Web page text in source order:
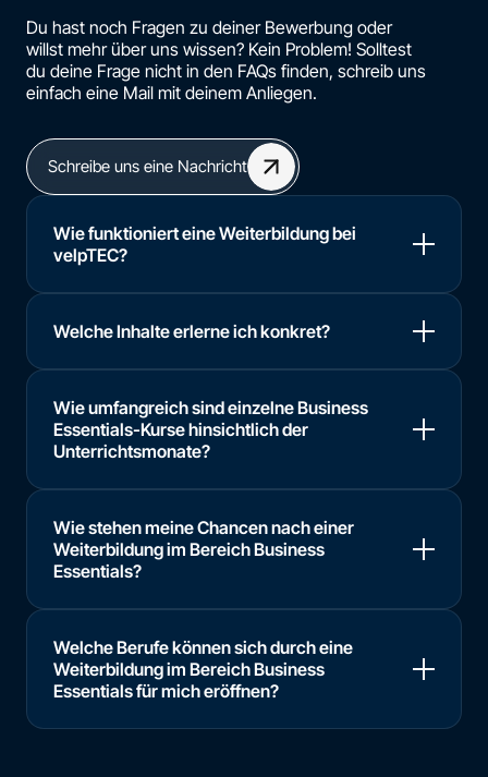
Du hast noch Fragen zu deiner Bewerbung oder
willst mehr über uns wissen? Kein Problem! Solltest
du deine Frage nicht in den FAQs finden, schreib uns
einfach eine Mail mit deinem Anliegen.
Schreibe uns eine Nachricht
Wie funktioniert eine Weiterbildung bei
velpTEC?
Welche Inhalte erlerne ich konkret?
Wie umfangreich sind einzelne Business
Essentials-Kurse hinsichtlich der
Unterrichtsmonate?
Wie stehen meine Chancen nach einer
Weiterbildung im Bereich Business
Essentials?
Welche Berufe können sich durch eine
Weiterbildung im Bereich Business
Essentials für mich eröffnen?